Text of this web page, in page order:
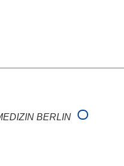
BERLIN